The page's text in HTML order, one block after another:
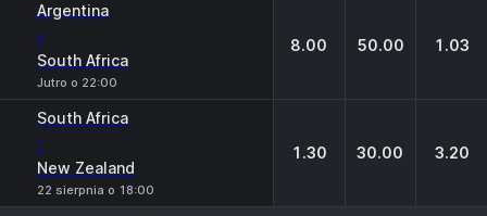
Argentina
-
South Africa
Jutro o 22:00
8.00 50.00 1.03
South Africa
-
New Zealand
22 sierpnia o 18:00
1.30 30.00 3.20